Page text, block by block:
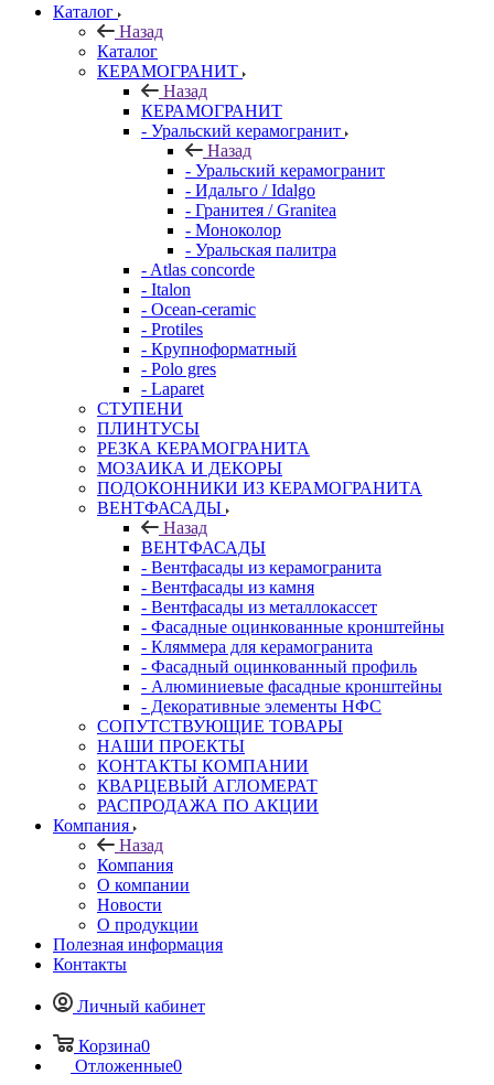
Каталог
Назад
Каталог
КЕРАМОГРАНИТ
Назад
КЕРАМОГРАНИТ
- Уральский керамогранит
Назад
- Уральский керамогранит
- Идальго / Idalgo
- Гранитея / Granitea
- Моноколор
- Уральская палитра
- Atlas concorde
- Italon
- Ocean-ceramic
- Protiles
- Крупноформатный
- Polo gres
- Laparet
СТУПЕНИ
ПЛИНТУСЫ
РЕЗКА КЕРАМОГРАНИТА
МОЗАИКА И ДЕКОРЫ
ПОДОКОННИКИ ИЗ КЕРАМОГРАНИТА
ВЕНТФАСАДЫ
Назад
ВЕНТФАСАДЫ
- Вентфасады из керамогранита
- Вентфасады из камня
- Вентфасады из металлокассет
- Фасадные оцинкованные кронштейны
- Кляммера для керамогранита
- Фасадный оцинкованный профиль
- Алюминиевые фасадные кронштейны
- Декоративные элементы НФС
СОПУТСТВУЮЩИЕ ТОВАРЫ
НАШИ ПРОЕКТЫ
КОНТАКТЫ КОМПАНИИ
КВАРЦЕВЫЙ АГЛОМЕРАТ
РАСПРОДАЖА ПО АКЦИИ
Компания
Назад
Компания
О компании
Новости
О продукции
Полезная информация
Контакты
Личный кабинет
Корзина0
Отложенные0